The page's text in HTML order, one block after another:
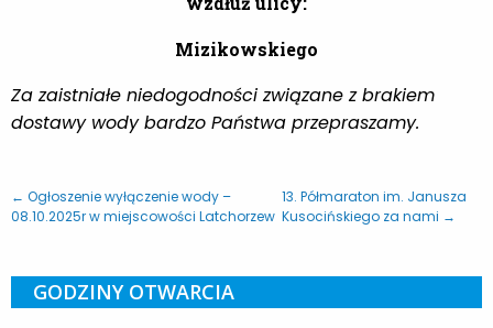
Mizikowskiego
Za zaistniałe niedogodności związane z brakiem
dostawy wody bardzo Państwa przepraszamy.
← Ogłoszenie wyłączenie wody –
08.10.2025r w miejscowości Latchorzew
13. Półmaraton im. Janusza
Kusocińskiego za nami →
GODZINY OTWARCIA